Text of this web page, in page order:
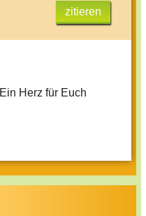
zitieren
Ein Herz für Euch